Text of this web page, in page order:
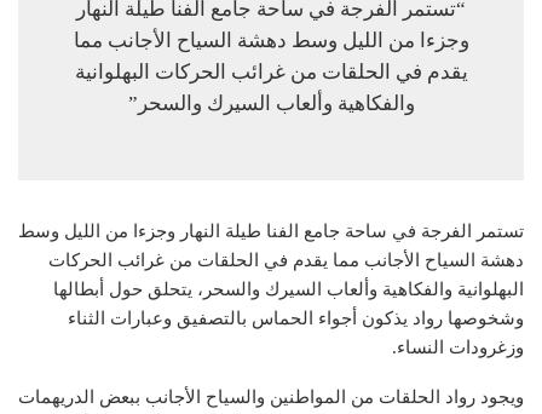
“تستمر الفرجة في ساحة جامع الفنا طيلة النهار
وجزءا من الليل وسط دهشة السياح الأجانب مما
يقدم في الحلقات من غرائب الحركات البهلوانية
والفكاهية وألعاب السيرك والسحر”
تستمر الفرجة في ساحة جامع الفنا طيلة النهار وجزءا من الليل وسط
دهشة السياح الأجانب مما يقدم في الحلقات من غرائب الحركات
البهلوانية والفكاهية وألعاب السيرك والسحر، يتحلق حول أبطالها
وشخوصها رواد يذكون أجواء الحماس بالتصفيق وعبارات الثناء
وزغرودات النساء.
ويجود رواد الحلقات من المواطنين والسياح الأجانب ببعض الدريهمات